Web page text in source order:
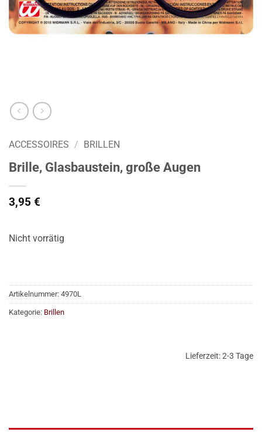
ACCESSOIRES / BRILLEN
Brille, Glasbaustein, große Augen
3,95 €
Nicht vorrätig
Artikelnummer: 4970L
Kategorie: Brillen
Lieferzeit:2-3 Tage